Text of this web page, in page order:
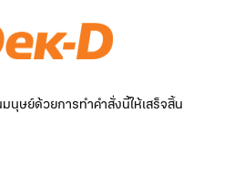
นุษย์ด้วยการทำคำสั่งนี้ให้เสร็จสิ้น